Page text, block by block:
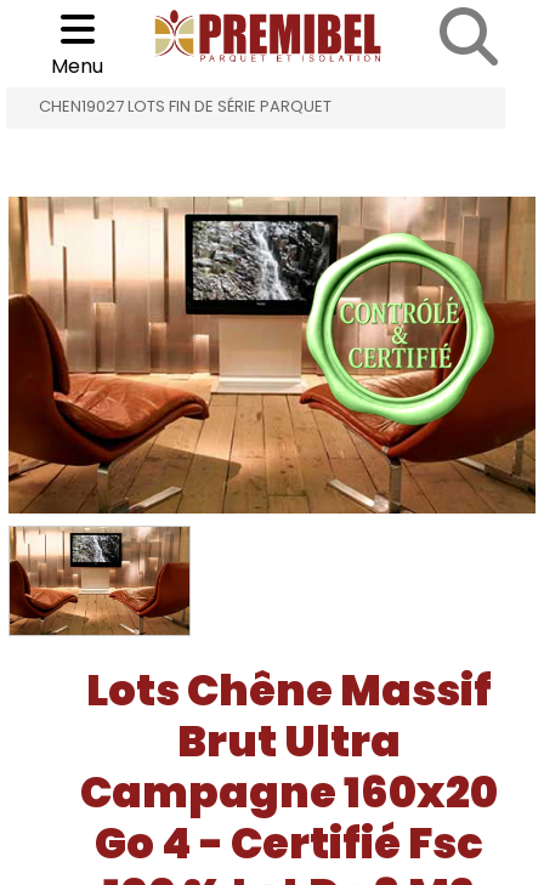
Choisir son parquet
Menu
ACCUEIL > LOTS FIN DE SÉRIE PARQUET >
CHEN19027 LOTS FIN DE SÉRIE PARQUET
Lots Chêne Massif
Brut Ultra
Campagne 160x20
Go 4 - Certifié Fsc
Cookies management panel